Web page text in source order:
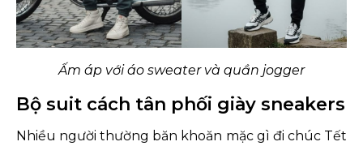
Ấm áp với áo sweater và quần jogger
Bộ suit cách tân phối giày sneakers
Nhiều người thường băn khoăn mặc gì đi chúc Tết